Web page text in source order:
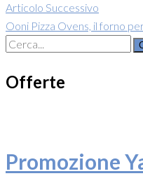
Articolo Successivo
Ooni Pizza Ovens, il forno
Search
Offerte
Promozione